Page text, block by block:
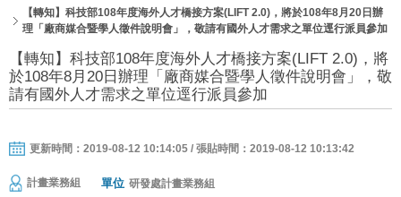
【轉知】科技部108年度海外人才橋接方案(LIFT 2.0)，將於108年8月20日辦
理「廠商媒合暨學人徵件說明會」，敬請有國外人才需求之單位逕行派員參加
【轉知】科技部108年度海外人才橋接方案(LIFT 2.0)，將
於108年8月20日辦理「廠商媒合暨學人徵件說明會」，敬
請有國外人才需求之單位逕行派員參加
更新時間：2019-08-12 10:14:05 / 張貼時間：2019-08-12 10:13:42
計畫業務組 單位 研發處計畫業務組